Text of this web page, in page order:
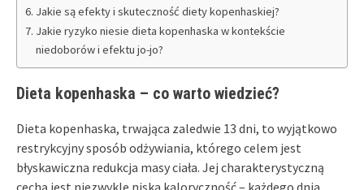
Jakie są efekty i skuteczność diety kopenhaskiej?
Jakie ryzyko niesie dieta kopenhaska w kontekście
niedoborów i efektu jo-jo?
Dieta kopenhaska – co warto wiedzieć?
Dieta kopenhaska, trwająca zaledwie 13 dni, to wyjątkowo
restrykcyjny sposób odżywiania, którego celem jest
błyskawiczna redukcja masy ciała. Jej charakterystyczną
cechą jest niezwykle niska kaloryczność – każdego dnia